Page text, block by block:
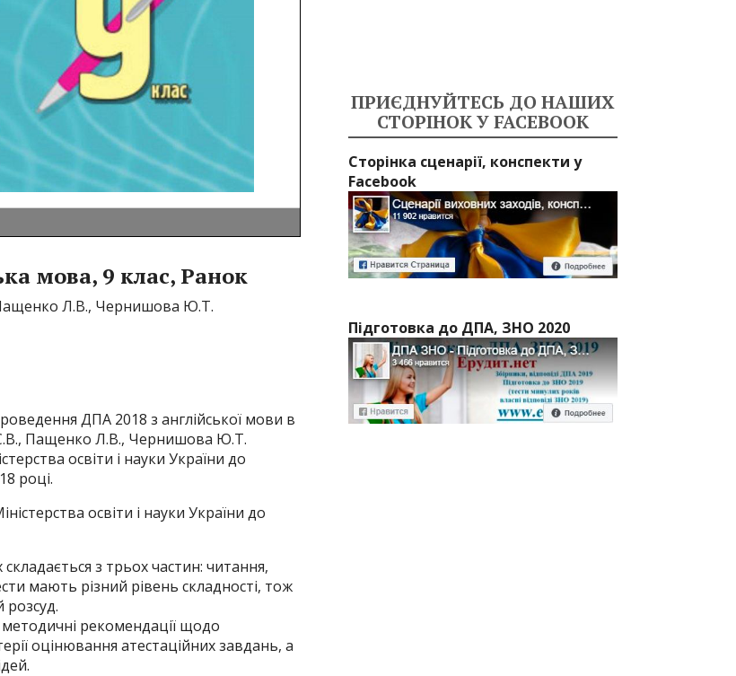
мова, 9 клас, Ранок
Л.В., Чернишова Ю.Т.
ДПА 2018 з англійської мови в
С.В., Пащенко Л.В., Чернишова Ю.Т.
освіти і науки України до
році.
освіти і науки України до
з трьох частин: читання,
мають різний рівень складності, тож
розсуд.
рекомендації щодо
оцінювання атестаційних завдань, а
ПРИЄДНУЙТЕСЬ ДО НАШИХ
СТОРІНОК У FACEBOOK
Сторінка сценарії, конспекти у
Facebook
Підготовка до ДПА, ЗНО 2020